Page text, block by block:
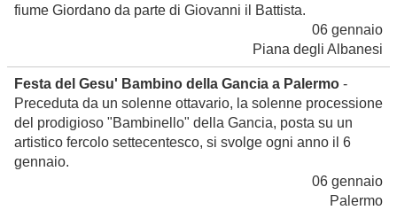
fiume Giordano da parte di Giovanni il Battista.
06 gennaio
Piana degli Albanesi
Festa del Gesu' Bambino della Gancia a Palermo -
Preceduta da un solenne ottavario, la solenne processione
del prodigioso "Bambinello" della Gancia, posta su un
artistico fercolo settecentesco, si svolge ogni anno il 6
gennaio.
06 gennaio
Palermo